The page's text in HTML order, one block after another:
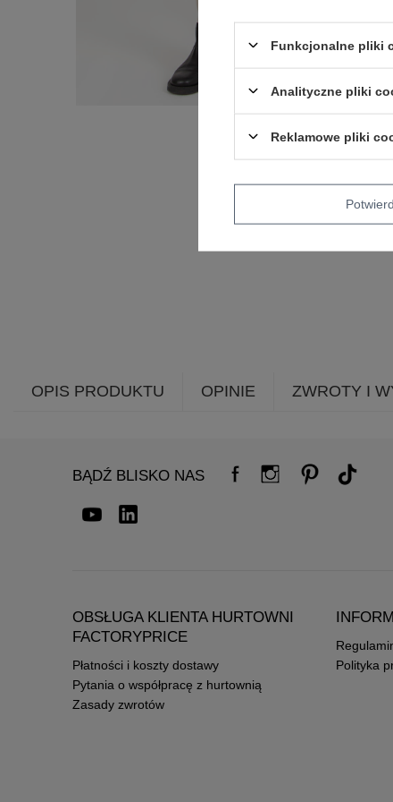
OPIS PRODUKTU OPINIE ZWROTY I
BĄDŹ BLISKO NAS
OBSŁUGA KLIENTA HURTOWNI
FACTORYPRICE
Płatności i koszty dostawy
Pytania o współpracę z hurtownią
Zasady zwrotów
Polityka
Funkcjonalne pliki
Analityczne pliki
Reklamowe pliki